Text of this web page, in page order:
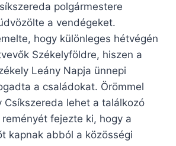
polgármestere
a vendégeket.
hogy különleges hétvégén
Székelyföldre, hiszen a
Leány Napja ünnepi
a családokat. Örömmel
Csíkszereda lehet a találkozó
fejezte ki, hogy a
kapnak abból a közösségi